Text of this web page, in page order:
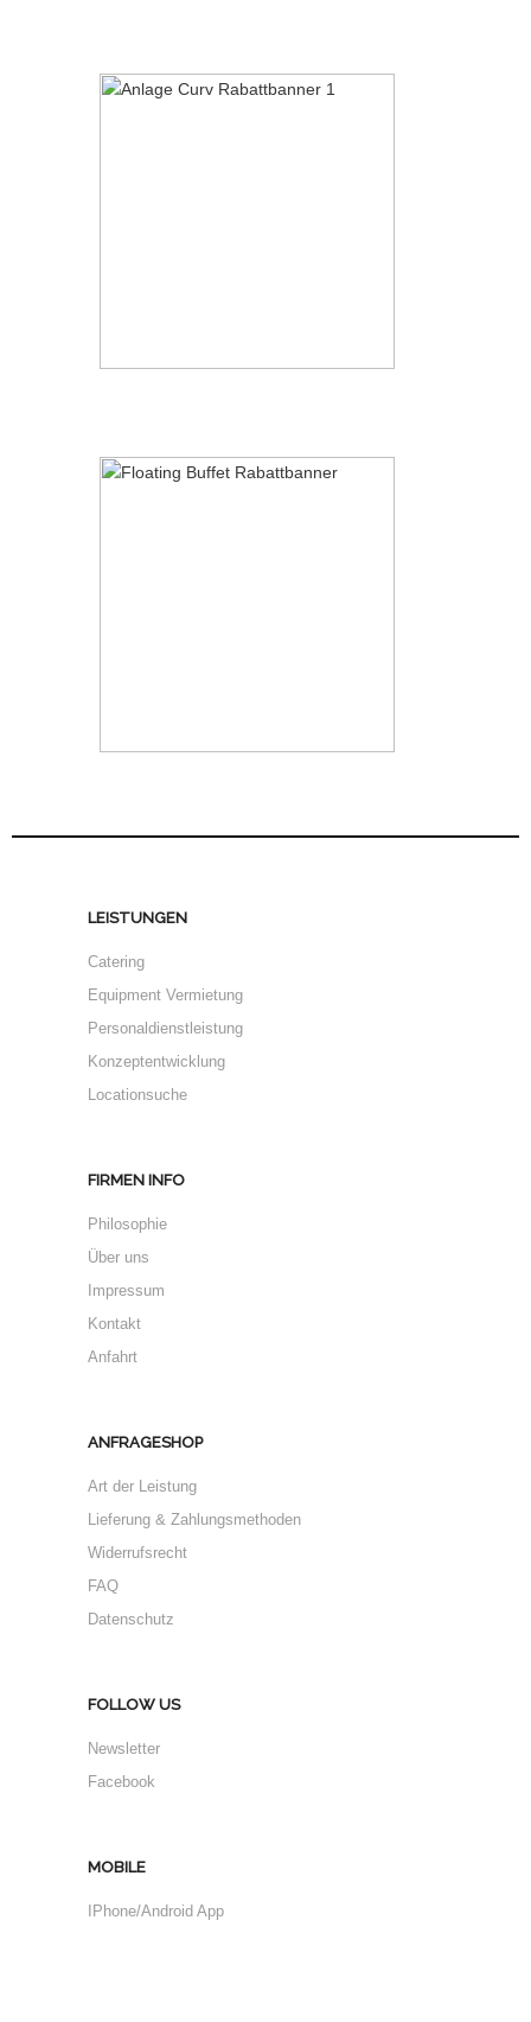
LEISTUNGEN
Catering
Equipment Vermietung
Personaldienstleistung
Konzeptentwicklung
Locationsuche
FIRMEN INFO
Philosophie
Über uns
Impressum
Kontakt
Anfahrt
ANFRAGESHOP
Art der Leistung
Lieferung & Zahlungsmethoden
Widerrufsrecht
FAQ
Datenschutz
FOLLOW US
Newsletter
Facebook
MOBILE
IPhone/Android App